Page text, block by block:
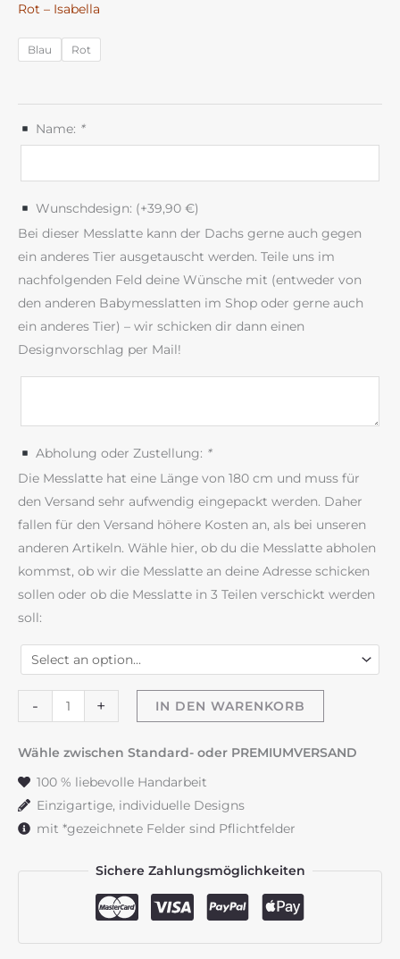
Rot – Isabella
Blau Rot
Name: *
Wunschdesign: (+39,90 €)
Bei dieser Messlatte kann der Dachs gerne auch gegen
ein anderes Tier ausgetauscht werden. Teile uns im
nachfolgenden Feld deine Wünsche mit (entweder von
den anderen Babymesslatten im Shop oder gerne auch
ein anderes Tier) – wir schicken dir dann einen
Designvorschlag per Mail!
Abholung oder Zustellung: *
Die Messlatte hat eine Länge von 180 cm und muss für
den Versand sehr aufwendig eingepackt werden. Daher
fallen für den Versand höhere Kosten an, als bei unseren
anderen Artikeln. Wähle hier, ob du die Messlatte abholen
kommst, ob wir die Messlatte an deine Adresse schicken
sollen oder ob die Messlatte in 3 Teilen verschickt werden
soll:
-
Babymesslatte
180
cm
Dalmatiner
Menge
+ IN DEN WARENKORB
Wähle zwischen Standard- oder PREMIUMVERSAND
100 % liebevolle Handarbeit
Einzigartige, individuelle Designs
mit *gezeichnete Felder sind Pflichtfelder
Sichere Zahlungsmöglichkeiten